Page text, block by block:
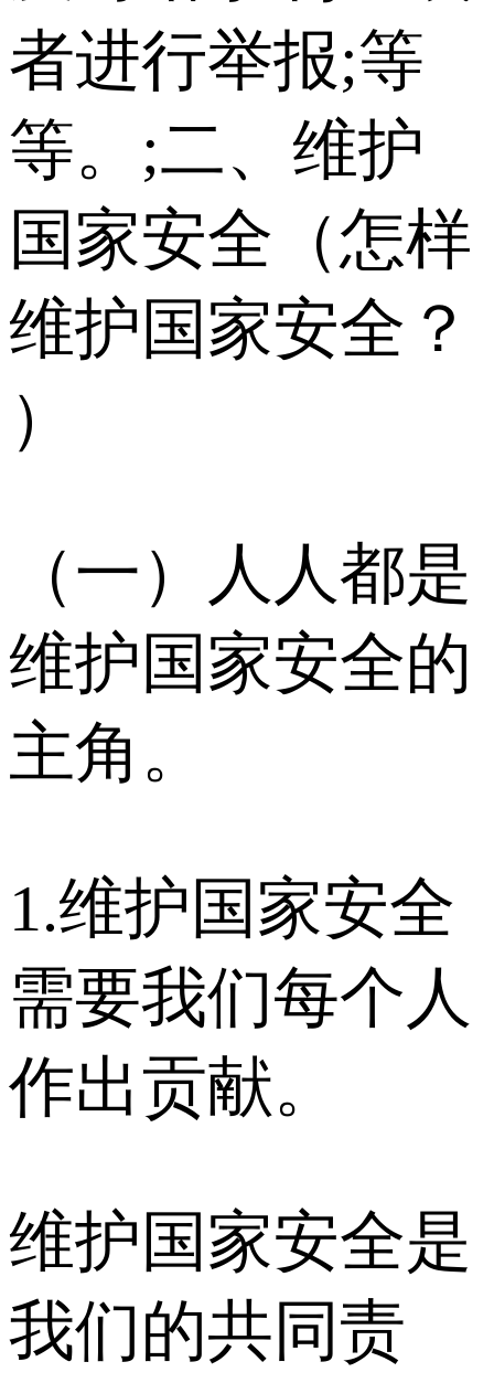
者进行举报;等
等。;二、维护
国家安全（怎样
维护国家安全？
）
（一）人人都是
维护国家安全的
主角。
1.维护国家安全
需要我们每个人
作出贡献。
维护国家安全是
我们的共同责